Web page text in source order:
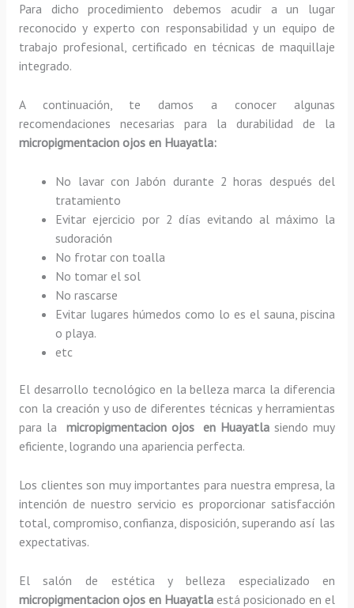
Para dicho procedimiento debemos acudir a un lugar
reconocido y experto con responsabilidad y un equipo de
trabajo profesional, certificado en técnicas de maquillaje
integrado.
A continuación, te damos a conocer algunas
recomendaciones necesarias para la durabilidad de la
micropigmentacion ojos en Huayatla:
No lavar con Jabón durante 2 horas después del
tratamiento
Evitar ejercicio por 2 días evitando al máximo la
sudoración
No frotar con toalla
No tomar el sol
No rascarse
Evitar lugares húmedos como lo es el sauna, piscina
o playa.
etc
El desarrollo tecnológico en la belleza marca la diferencia
con la creación y uso de diferentes técnicas y herramientas
para la micropigmentacion ojos en Huayatla siendo muy
eficiente, logrando una apariencia perfecta.
Los clientes son muy importantes para nuestra empresa, la
intención de nuestro servicio es proporcionar satisfacción
total, compromiso, confianza, disposición, superando así las
expectativas.
El salón de estética y belleza especializado en
micropigmentacion ojos en Huayatlaestá posicionado en el